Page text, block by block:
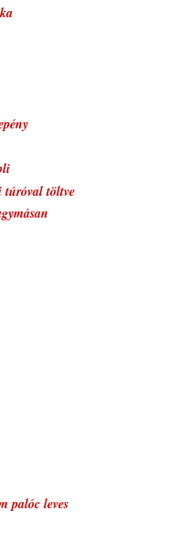
túróval töltve
palóc leves